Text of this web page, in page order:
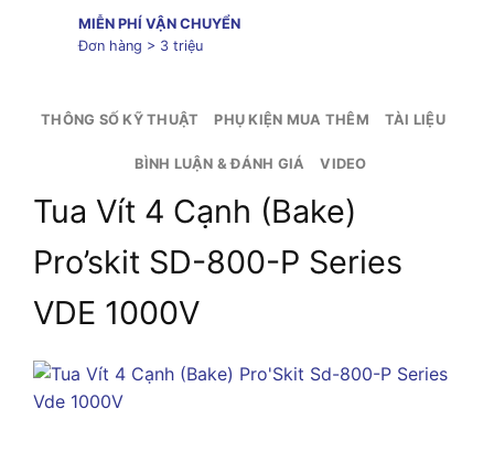
MIỄN PHÍ VẬN CHUYỂN
Đơn hàng > 3 triệu
THÔNG SỐ KỸ THUẬT PHỤ KIỆN MUA THÊM TÀI LIỆU
BÌNH LUẬN & ĐÁNH GIÁ VIDEO
Tua Vít 4 Cạnh (Bake)
Pro’skit SD-800-P Series
VDE 1000V